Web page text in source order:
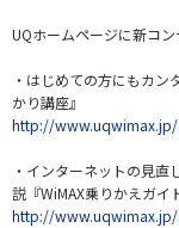
UQホームページに新コン
・はじめての方にもカン
かり講座』
http://www.uqwimax.jp/
・インターネットの見直
説『WiMAX乗りかえガイ
http://